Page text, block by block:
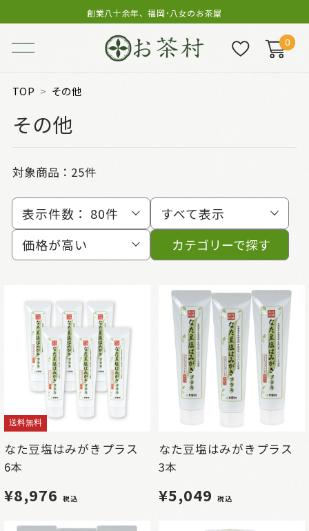
創業八十余年、福岡･八女のお茶屋
0
TOP その他
その他
対象商品： 25件
表示件数： 80件
すべて表示
価格が高い
カテゴリーで探す
送料無料
なた豆塩はみがきプラス
6本
¥8,976 税込
なた豆塩はみがきプラス
3本
¥5,049 税込